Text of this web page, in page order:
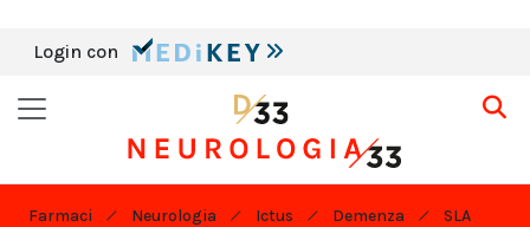
Login con
Farmaci Neurologia Ictus Demenza SLA